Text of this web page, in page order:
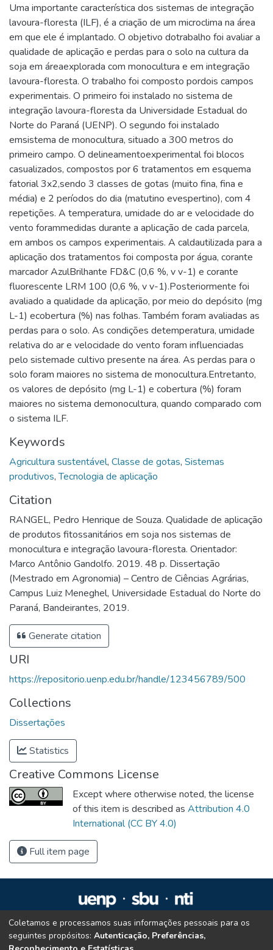
Uma importante característica dos sistemas de integração
lavoura-floresta (ILF), é a criação de um microclima na área
em que ele é implantado. O objetivo dotrabalho foi avaliar a
qualidade de aplicação e perdas para o solo na cultura da
soja em áreaexplorada com monocultura e em integração
lavoura-floresta. O trabalho foi composto pordois campos
experimentais. O primeiro foi instalado no sistema de
integração lavoura-floresta da Universidade Estadual do
Norte do Paraná (UENP). O segundo foi instalado
emsistema de monocultura, situado a 300 metros do
primeiro campo. O delineamentoexperimental foi blocos
casualizados, compostos por 6 tratamentos em esquema
fatorial 3x2,sendo 3 classes de gotas (muito fina, fina e
média) e 2 períodos do dia (matutino evespertino), com 4
repetições. A temperatura, umidade do ar e velocidade do
vento forammedidas durante a aplicação de cada parcela,
em ambos os campos experimentais. A caldautilizada para a
aplicação dos tratamentos foi composta por água, corante
marcador AzulBrilhante FD&C (0,6 %, v v-1) e corante
fluorescente LRM 100 (0,6 %, v v-1).Posteriormente foi
avaliado a qualidade da aplicação, por meio do depósito (mg
L-1) ecobertura (%) nas folhas. Também foram avaliadas as
perdas para o solo. As condições detemperatura, umidade
relativa do ar e velocidade do vento foram influenciadas
pelo sistemade cultivo presente na área. As perdas para o
solo foram maiores no sistema de monocultura.Entretanto,
os valores de depósito (mg L-1) e cobertura (%) foram
maiores no sistema demonocultura, quando comparado com
o sistema ILF.
Keywords
Agricultura sustentável, Classe de gotas, Sistemas
produtivos,Tecnologia de aplicação
Citation
RANGEL, Pedro Henrique de Souza. Qualidade de aplicação
de produtos fitossanitários em soja nos sistemas de
monocultura e integração lavoura-floresta. Orientador:
Marco Antônio Gandolfo. 2019. 48 p. Dissertação
(Mestrado em Agronomia) – Centro de Ciências Agrárias,
Campus Luiz Meneghel, Universidade Estadual do Norte do
Paraná, Bandeirantes, 2019.
Generate citation
URI
https://repositorio.uenp.edu.br/handle/123456789/500
Collections
Dissertações
Statistics
Creative Commons License
Except where otherwise noted, the license
of this item is described as Attribution 4.0
International (CC BY 4.0)
Full item page
Repositório Institucional da UENP
repositorio@uenp.edu.br
Coletamos e processamos suas informações pessoais para os
seguintes propósitos: Autenticação, Preferências,